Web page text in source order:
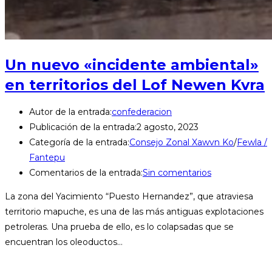
Un nuevo «incidente ambiental»
en territorios del Lof Newen Kvra
Autor de la entrada:confederacion
Publicación de la entrada:2 agosto, 2023
Categoría de la entrada:Consejo Zonal Xawvn Ko/Fewla /
Fantepu
Comentarios de la entrada:Sin comentarios
La zona del Yacimiento “Puesto Hernandez”, que atraviesa
territorio mapuche, es una de las más antiguas explotaciones
petroleras. Una prueba de ello, es lo colapsadas que se
encuentran los oleoductos…